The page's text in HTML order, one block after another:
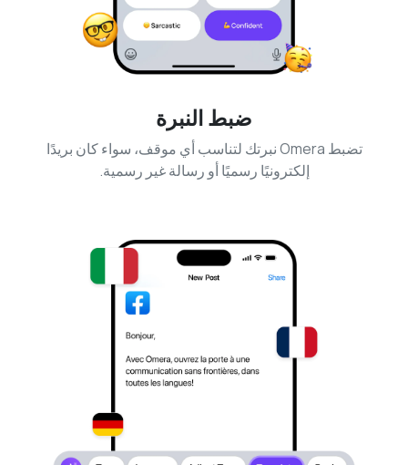
ضبط النبرة
تضبط Omera نبرتك لتناسب أي موقف، سواء كان بريدًا
إلكترونيًا رسميًا أو رسالة غير رسمية.